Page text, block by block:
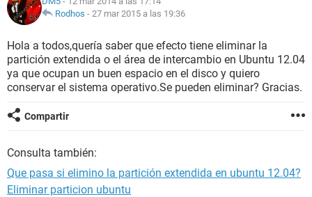
Rodhos - 27 mar 2015 a las 19:36
Hola a todos,quería saber que efecto tiene eliminar la
partición extendida o el área de intercambio en Ubuntu 12.04
ya que ocupan un buen espacio en el disco y quiero
conservar el sistema operativo.Se pueden eliminar? Gracias.
Compartir
Consulta también:
Que pasa si elimino la partición extendida en ubuntu 12.04?
Eliminar particion ubuntu